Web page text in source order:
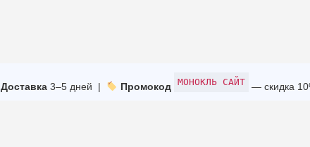
Доставка3–5 дней | Промокод МОНОКЛЬ САЙТ — скидка